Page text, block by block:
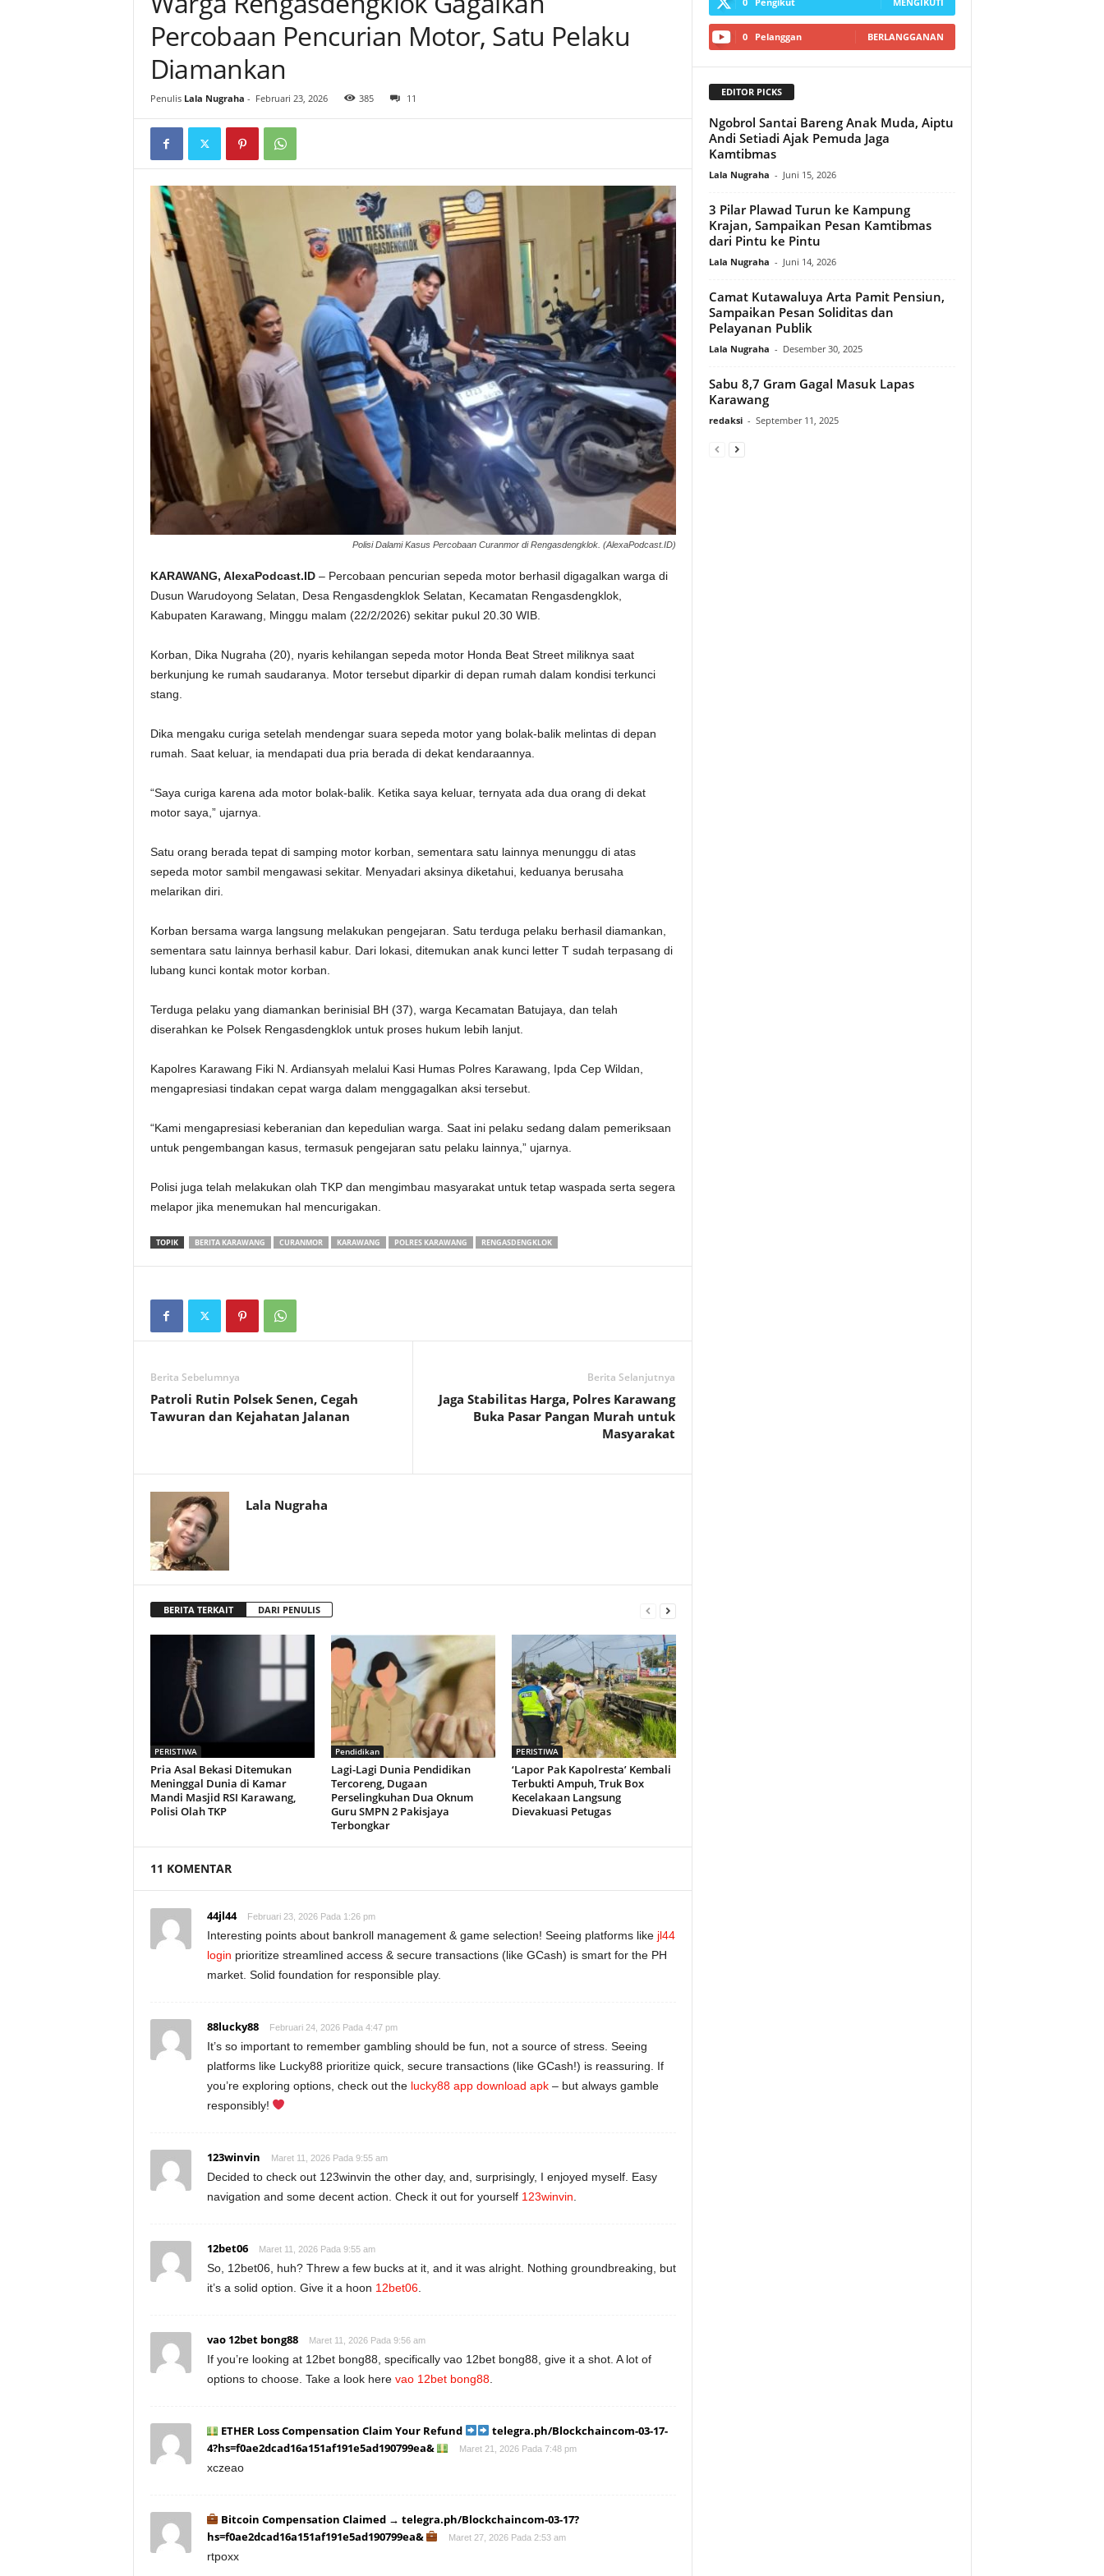
Percobaan Pencurian Motor, Satu Pelaku
Diamankan
Penulis Lala Nugraha - Februari 23, 2026 385 11
Polisi Dalami Kasus Percobaan Curanmor di Rengasdengklok. (AlexaPodcast.ID)
KARAWANG, AlexaPodcast.ID– Percobaan pencurian sepeda motor berhasil digagalkan warga di
Dusun Warudoyong Selatan, Desa Rengasdengklok Selatan, Kecamatan Rengasdengklok,
Kabupaten Karawang, Minggu malam (22/2/2026) sekitar pukul 20.30 WIB.
Korban, Dika Nugraha (20), nyaris kehilangan sepeda motor Honda Beat Street miliknya saat
berkunjung ke rumah saudaranya. Motor tersebut diparkir di depan rumah dalam kondisi terkunci
stang.
Dika mengaku curiga setelah mendengar suara sepeda motor yang bolak-balik melintas di depan
rumah. Saat keluar, ia mendapati dua pria berada di dekat kendaraannya.
“Saya curiga karena ada motor bolak-balik. Ketika saya keluar, ternyata ada dua orang di dekat
motor saya,” ujarnya.
Satu orang berada tepat di samping motor korban, sementara satu lainnya menunggu di atas
sepeda motor sambil mengawasi sekitar. Menyadari aksinya diketahui, keduanya berusaha
melarikan diri.
Korban bersama warga langsung melakukan pengejaran. Satu terduga pelaku berhasil diamankan,
sementara satu lainnya berhasil kabur. Dari lokasi, ditemukan anak kunci letter T sudah terpasang di
lubang kunci kontak motor korban.
Terduga pelaku yang diamankan berinisial BH (37), warga Kecamatan Batujaya, dan telah
diserahkan ke Polsek Rengasdengklok untuk proses hukum lebih lanjut.
Kapolres Karawang Fiki N. Ardiansyah melalui Kasi Humas Polres Karawang, Ipda Cep Wildan,
mengapresiasi tindakan cepat warga dalam menggagalkan aksi tersebut.
“Kami mengapresiasi keberanian dan kepedulian warga. Saat ini pelaku sedang dalam pemeriksaan
untuk pengembangan kasus, termasuk pengejaran satu pelaku lainnya,” ujarnya.
Polisi juga telah melakukan olah TKP dan mengimbau masyarakat untuk tetap waspada serta segera
melapor jika menemukan hal mencurigakan.
TOPIK BERITA KARAWANG CURANMOR KARAWANG POLRES KARAWANG RENGASDENGKLOK
Berita Sebelumnya
Patroli Rutin Polsek Senen, Cegah
Tawuran dan Kejahatan Jalanan‎
Berita Selanjutnya
Jaga Stabilitas Harga, Polres Karawang
Buka Pasar Pangan Murah untuk
Masyarakat
Lala Nugraha
BERITA TERKAIT DARI PENULIS
PERISTIWA
Pria Asal Bekasi Ditemukan
Meninggal Dunia di Kamar
Mandi Masjid RSI Karawang,
Polisi Olah TKP
Pendidikan
Lagi-Lagi Dunia Pendidikan
Tercoreng, Dugaan
Perselingkuhan Dua Oknum
Guru SMPN 2 Pakisjaya
Terbongkar
PERISTIWA
‘Lapor Pak Kapolresta’ Kembali
Terbukti Ampuh, Truk Box
Kecelakaan Langsung
Dievakuasi Petugas
11 KOMENTAR
44jl44 Februari 23, 2026 Pada 1:26 pm
Interesting points about bankroll management & game selection! Seeing platforms like jl44
login prioritize streamlined access & secure transactions (like GCash) is smart for the PH
market. Solid foundation for responsible play.
88lucky88 Februari 24, 2026 Pada 4:47 pm
It’s so important to remember gambling should be fun, not a source of stress. Seeing
platforms like Lucky88 prioritize quick, secure transactions (like GCash!) is reassuring. If
you’re exploring options, check out the lucky88 app download apk– but always gamble
responsibly!
123winvin Maret 11, 2026 Pada 9:55 am
Decided to check out 123winvin the other day, and, surprisingly, I enjoyed myself. Easy
navigation and some decent action. Check it out for yourself 123winvin
12bet06 Maret 11, 2026 Pada 9:55 am
So, 12bet06, huh? Threw a few bucks at it, and it was alright. Nothing groundbreaking, but
it’s a solid option. Give it a hoon 12bet06.
vao 12bet bong88 Maret 11, 2026 Pada 9:56 am
If you’re looking at 12bet bong88, specifically vao 12bet bong88, give it a shot. A lot of
options to choose. Take a look here vao 12bet bong88.
ETHER Loss Compensation Claim Your Refund
telegra.ph/Blockchaincom-03-17-
4?hs=f0ae2dcad16a151af191e5ad190799ea&
Maret 21, 2026 Pada 7:48 pm
xczeao
Bitcoin Compensation Claimed → telegra.ph/Blockchaincom-03-17?
hs=f0ae2dcad16a151af191e5ad190799ea&
Maret 27, 2026 Pada 2:53 am
rtpoxx
0 Pelanggan BERLANGGANAN
EDITOR PICKS
Ngobrol Santai Bareng Anak Muda, Aiptu
Andi Setiadi Ajak Pemuda Jaga
Kamtibmas
Lala Nugraha - Juni 15, 2026
‎3 Pilar Plawad Turun ke Kampung
Krajan, Sampaikan Pesan Kamtibmas
dari Pintu ke Pintu
Lala Nugraha - Juni 14, 2026
Camat Kutawaluya Arta Pamit Pensiun,
Sampaikan Pesan Soliditas dan
Pelayanan Publik
Lala Nugraha - Desember 30, 2025
Sabu 8,7 Gram Gagal Masuk Lapas
Karawang
redaksi - September 11, 2025